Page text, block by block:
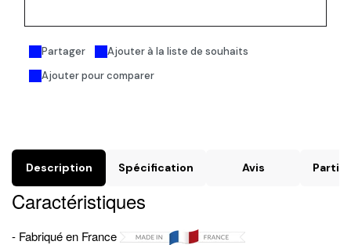
Ajouter pour comparer
Partager Ajouter à la liste de souhaits
Description Spécification Avis
Caractéristiques
- Fabriqué en France